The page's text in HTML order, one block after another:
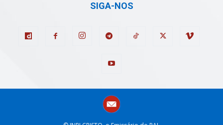
SIGA-NOS